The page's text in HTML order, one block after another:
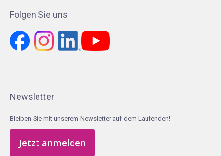
Folgen Sie uns
Newsletter
Bleiben Sie mit unserem Newsletter auf dem Laufenden!
Jetzt anmelden